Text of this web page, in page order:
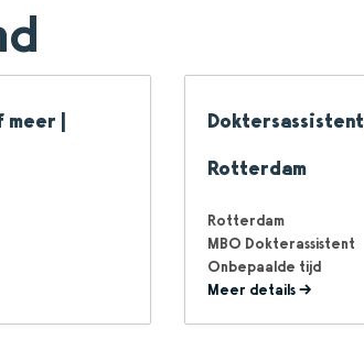
|
Doktersassistent
Rotterdam
Rotterdam
MBO Dokterassistent
Onbepaalde tijd
Meer details